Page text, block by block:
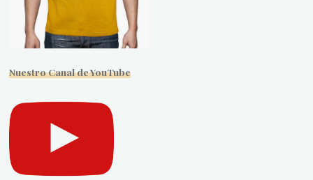
Nuestro Canal de YouTube